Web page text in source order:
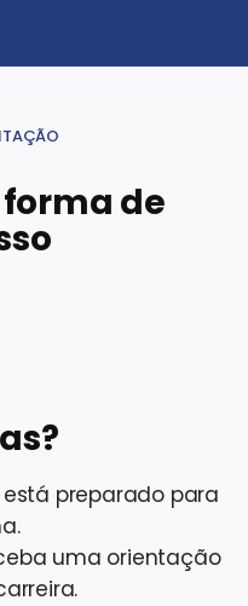
de
preparado para
uma orientação